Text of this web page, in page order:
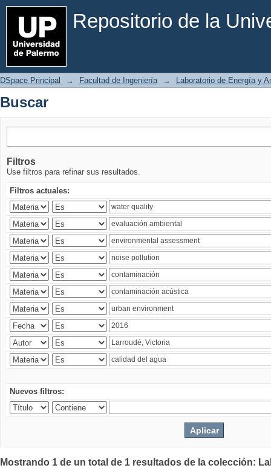
Repositorio de la
Buscar
DSpace Principal → Facultad de Ingeniería → Laboratorio de Energía y
Buscar
Filtros
Use filtros para refinar sus resultados.
Filtros actuales:
Nuevos filtros:
Mostrando 1 de un total de 1 resultados de la colección: